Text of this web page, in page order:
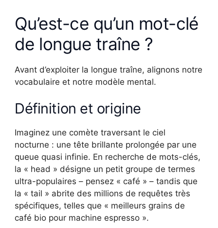
Qu’est-ce qu’un mot-clé
de longue traîne ?
Avant d’exploiter la longue traîne, alignons notre
vocabulaire et notre modèle mental.
Définition et origine
Imaginez une comète traversant le ciel
nocturne : une tête brillante prolongée par une
queue quasi infinie. En recherche de mots-clés,
la « head » désigne un petit groupe de termes
ultra-populaires – pensez « café » – tandis que
la « tail » abrite des millions de requêtes très
spécifiques, telles que « meilleurs grains de
café bio pour machine espresso ».